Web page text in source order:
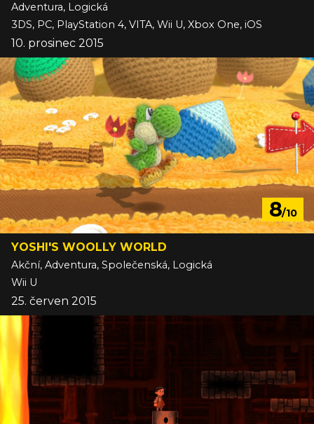
Adventura, Logická
3DS, PC, PlayStation 4, VITA, Wii U, Xbox One, iOS
10. prosinec 2015
8/10
YOSHI'S WOOLLY WORLD
Akční, Adventura, Společenská, Logická
Wii U
25. červen 2015